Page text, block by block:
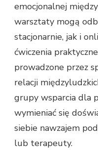
emocjonalnej
warsztaty mogą
stacjonarnie, jak i
ćwiczenia
prowadzone przez
relacji
grupy wsparcia dla
wymieniać się
siebie nawzajem
lub terapeuty.